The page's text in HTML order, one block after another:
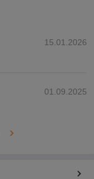
15.01.2026
01.09.2025